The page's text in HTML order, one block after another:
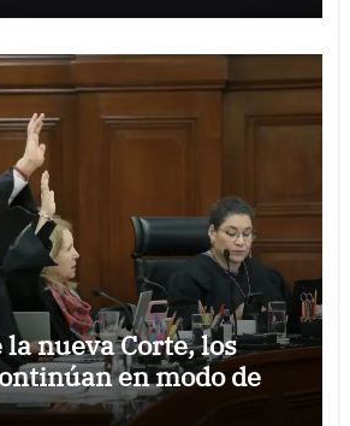
la nueva Corte, los
en modo de